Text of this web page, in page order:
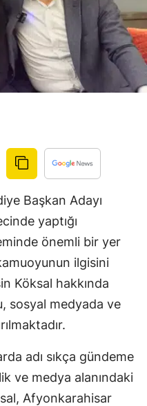
Bolu
Burdur
Çorum
Edirne
Elazığ
Erzincan
Eskişehir
Gaziantep
Başkan Adayı
yaptığı
önemli bir yer
ilgisini
Köksal hakkında
sosyal medyada ve
adı sıkça gündeme
ve medya alanındaki
Afyonkarahisar